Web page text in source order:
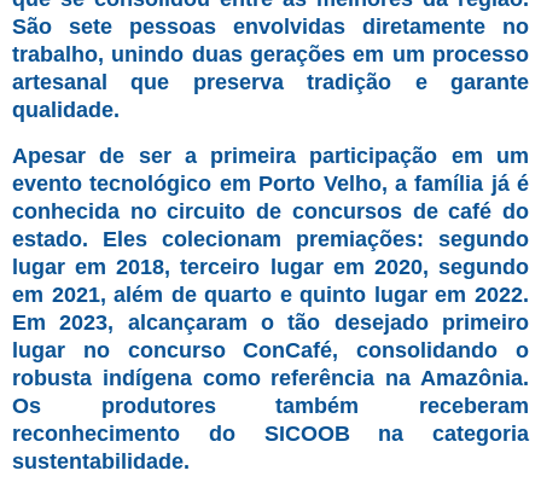
São sete pessoas envolvidas diretamente no
trabalho, unindo duas gerações em um processo
artesanal que preserva tradição e garante
qualidade.
Apesar de ser a primeira participação em um
evento tecnológico em Porto Velho, a família já é
conhecida no circuito de concursos de café do
estado. Eles colecionam premiações: segundo
lugar em 2018, terceiro lugar em 2020, segundo
em 2021, além de quarto e quinto lugar em 2022.
Em 2023, alcançaram o tão desejado primeiro
lugar no concurso ConCafé, consolidando o
robusta indígena como referência na Amazônia.
Os produtores também receberam
reconhecimento do SICOOB na categoria
sustentabilidade.